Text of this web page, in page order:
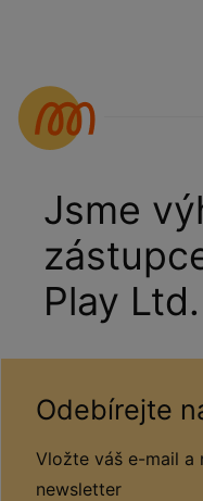
Jsme
Play
Odebírejte
Vložte váš e-mail a
newsletter